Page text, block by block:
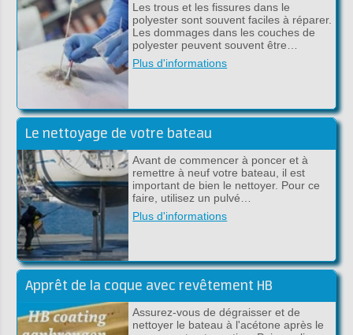
Les trous et les fissures dans le
polyester sont souvent faciles à réparer.
Les dommages dans les couches de
polyester peuvent souvent être…
Plus d'informations
Le nettoyage de votre bateau
Avant de commencer à poncer et à
remettre à neuf votre bateau, il est
important de bien le nettoyer. Pour ce
faire, utilisez un pulvé…
Plus d'informations
Apprêt de la coque avec revêtement HB
Assurez-vous de dégraisser et de
nettoyer le bateau à l'acétone après le